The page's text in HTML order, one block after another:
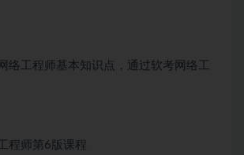
络工程师基本知识点，通过软考网络工
程师第6版课程